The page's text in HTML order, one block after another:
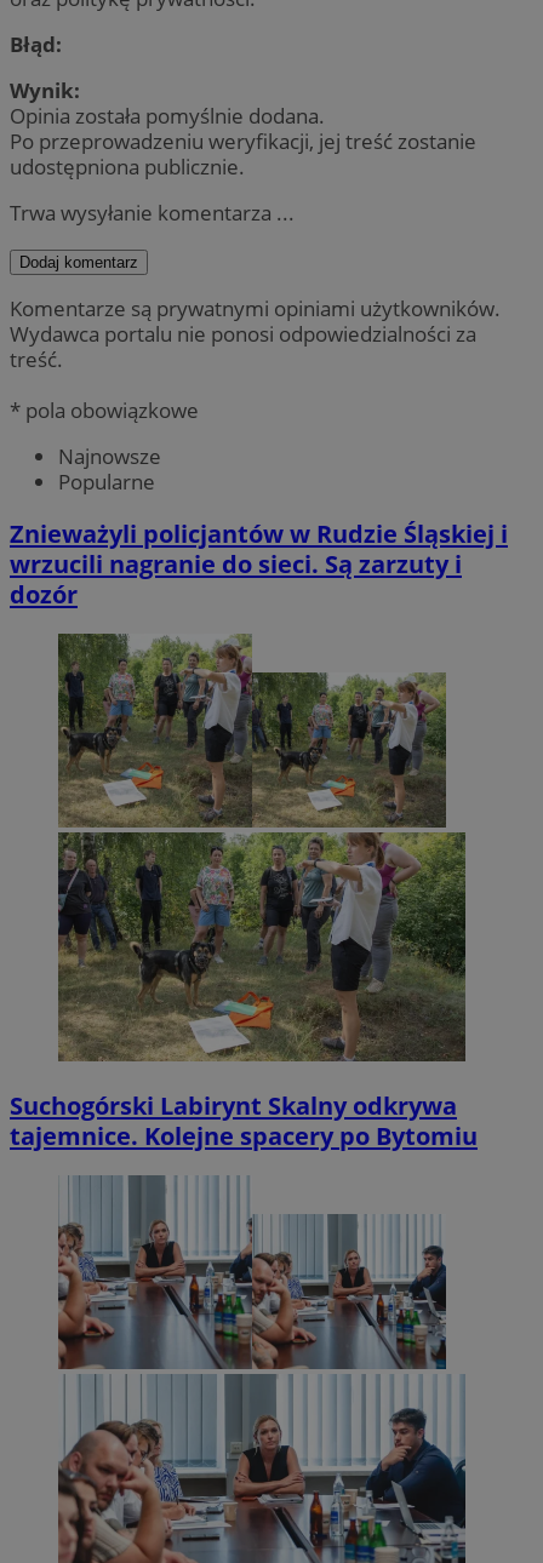
Błąd:
Wynik:
Opinia została pomyślnie dodana.
Po przeprowadzeniu weryfikacji, jej treść zostanie
udostępniona publicznie.
Trwa wysyłanie komentarza ...
Dodaj komentarz
Komentarze są prywatnymi opiniami użytkowników.
Wydawca portalu nie ponosi odpowiedzialności za
treść.
* pola obowiązkowe
Najnowsze
Popularne
Znieważyli policjantów w Rudzie Śląskiej i
wrzucili nagranie do sieci. Są zarzuty i
dozór
Suchogórski Labirynt Skalny odkrywa
tajemnice. Kolejne spacery po Bytomiu